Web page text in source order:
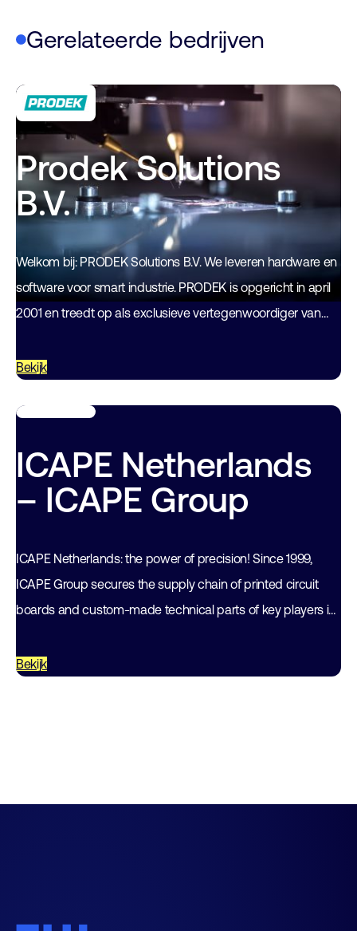
Gerelateerde bedrijven
Prodek Solutions
B.V.
Welkom bij: PRODEK Solutions B.V. We leveren hardware en
software voor smart industrie. PRODEK is opgericht in april
2001 en treedt op als exclusieve vertegenwoordiger van
Bekijk
ICAPE Netherlands
– ICAPE Group
ICAPE Netherlands: the power of precision! Since 1999,
ICAPE Group secures the supply chain of printed circuit
boards and custom-made technical parts of key players in
Bekijk